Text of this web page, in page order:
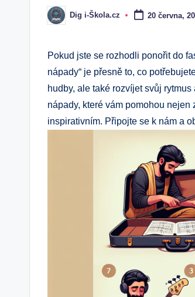
Posted
by
Dig i-Škola.cz 20 června,
Pokud jste se rozhodli ponořit do
nápady“ je přesně to, co
hudby, ale také rozvíjet svůj
nápady, které vám pomohou
inspirativním. Připojte se k nám a